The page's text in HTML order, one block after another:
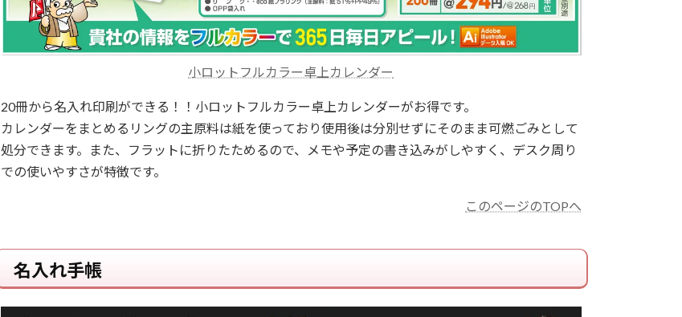
小ロットフルカラー卓上カレンダー
20冊から名入れ印刷ができる！！小ロットフルカラー卓上カレンダーがお得です。
カレンダーをまとめるリングの主原料は紙を使っており使用後は分別せずにそのまま可燃ごみとして
処分できます。また、フラットに折りたためるので、メモや予定の書き込みがしやすく、デスク周り
での使いやすさが特徴です。
このページのTOPへ
名入れ手帳